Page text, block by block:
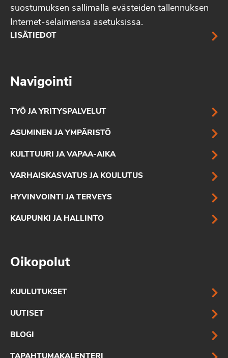
suostumuksen sallimalla evästeiden tallennuksen
Internet-selaimensa asetuksissa.
LISÄTIEDOT
Navigointi
TYÖ JA YRITYSPALVELUT
ASUMINEN JA YMPÄRISTÖ
KULTTUURI JA VAPAA-AIKA
VARHAISKASVATUS JA KOULUTUS
HYVINVOINTI JA TERVEYS
KAUPUNKI JA HALLINTO
Oikopolut
KUULUTUKSET
UUTISET
BLOGI